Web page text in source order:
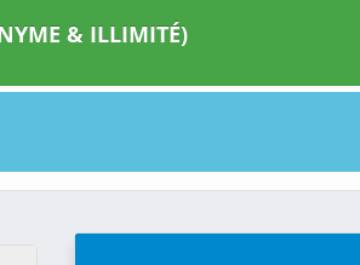
& ILLIMITÉ)